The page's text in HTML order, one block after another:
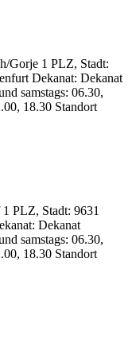
Gorje 1 PLZ, Stadt:
Dekanat: Dekanat
samstags: 06.30,
18.30 Standort
PLZ, Stadt: 9631
Dekanat
samstags: 06.30,
18.30 Standort